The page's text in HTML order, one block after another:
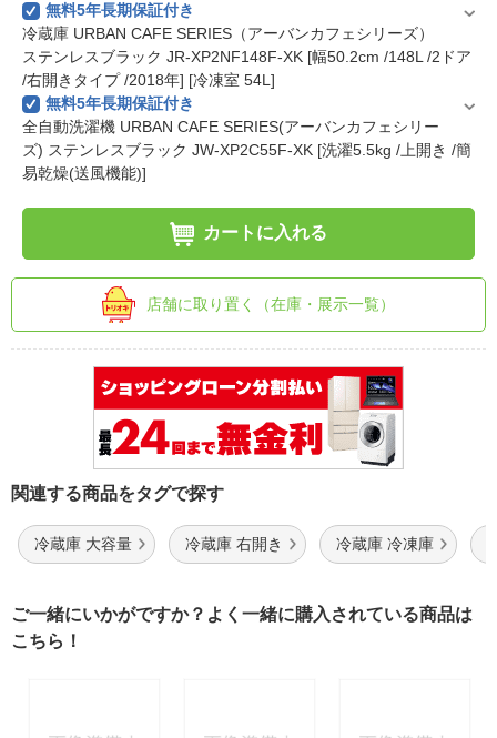
無料5年長期保証付き
冷蔵庫 URBAN CAFE SERIES（アーバンカフェシリーズ）
ステンレスブラック JR-XP2NF148F-XK [幅50.2cm /148L /2ドア
/右開きタイプ /2018年] [冷凍室 54L]
無料5年長期保証付き
全自動洗濯機 URBAN CAFE SERIES(アーバンカフェシリー
ズ) ステンレスブラック JW-XP2C55F-XK [洗濯5.5kg /上開き /簡
易乾燥(送風機能)]
カートに入れる
店舗に取り置く（在庫・展示一覧）
関連する商品をタグで探す
冷蔵庫 大容量 冷蔵庫 右開き 冷蔵庫 冷凍庫
ご一緒にいかがですか？よく一緒に購入されている商品は
こちら！